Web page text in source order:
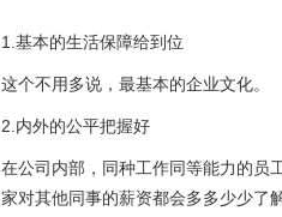
1.基本的生活保障给到位
这个不用多说，最基本的企业文化。
2.内外的公平把握好
在公司内部，同种工作同等能力的员
家对其他同事的薪资都会多多少少了